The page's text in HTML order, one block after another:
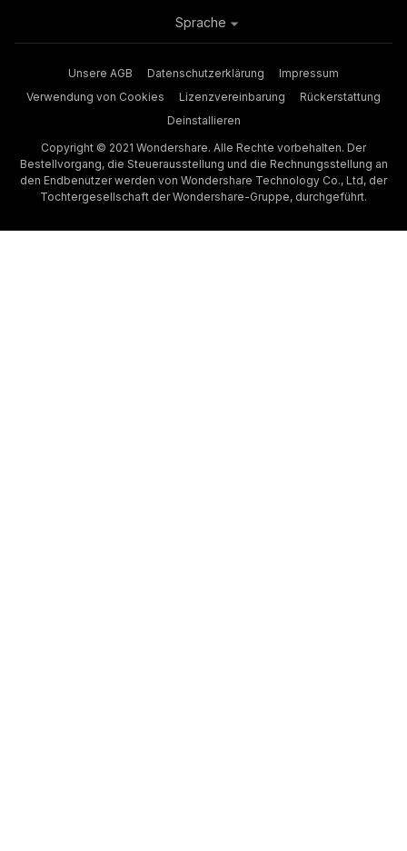
Unsere AGB Datenschutzerklärung
Impressum
Verwendung von Cookies
Lizenzvereinbarung
Rückerstattung
Deinstallieren
Copyright © 2021 Wondershare. Alle Rechte vorbehalten. Der
Bestellvorgang, die Steuerausstellung und die Rechnungsstellung an
den Endbenutzer werden von Wondershare Technology Co., Ltd, der
Tochtergesellschaft der Wondershare-Gruppe, durchgeführt.
Sprache